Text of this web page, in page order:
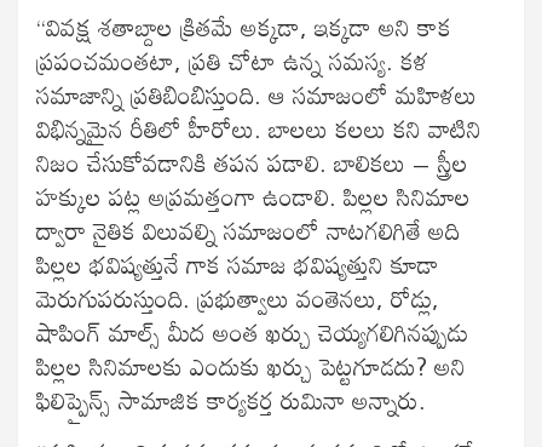
“వివక్ష శతాబ్దాల క్రితమే అక్కడా, ఇక్కడా అని కాక
ప్రపంచమంతటా, ప్రతి చోటా ఉన్న సమస్య. కళ
సమాజాన్ని ప్రతిబింబిస్తుంది. ఆ సమాజంలో మహిళలు
విభిన్నమైన రీతిలో హీరోలు. బాలలు కలలు కని వాటిని
నిజం చేసుకోవడానికి తపన పడాలి. బాలికలు – స్త్రీల
హక్కుల పట్ల అప్రమత్తంగా ఉండాలి. పిల్లల సినిమాల
ద్వారా నైతిక విలువల్ని సమాజంలో నాటగలిగితే అది
పిల్లల భవిష్యత్తునే గాక సమాజ భవిష్యత్తుని కూడా
మెరుగుపరుస్తుంది. ప్రభుత్వాలు వంతెనలు, రోడ్లు,
షాపింగ్ మాల్స్ మీద అంత ఖర్చు చెయ్యగలిగినప్పుడు
పిల్లల సినిమాలకు ఎందుకు ఖర్చు పెట్టగూడదు? అని
ఫిలిప్పైన్స్ సామాజిక కార్యకర్త రుమినా అన్నారు.